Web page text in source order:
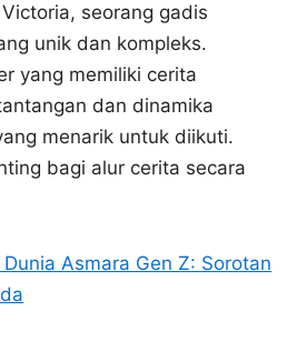
seorang gadis
unik dan kompleks.
yang memiliki cerita
dan dinamika
menarik untuk diikuti.
bagi alur cerita secara
Asmara Gen Z: Sorotan